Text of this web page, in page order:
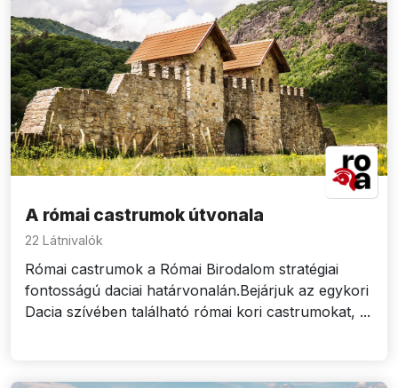
A római castrumok útvonala
22 Látnivalók
Római castrumok a Római Birodalom stratégiai
fontosságú daciai határvonalán.Bejárjuk az egykori
Dacia szívében található római kori castrumokat, ...